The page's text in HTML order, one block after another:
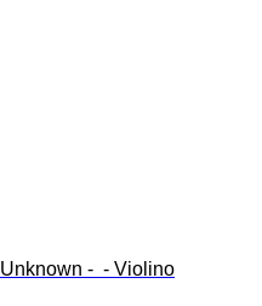
Unknown -  - Violino